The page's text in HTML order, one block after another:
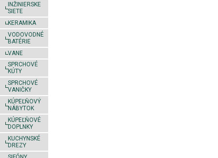
INŽINIERSKE
SIETE
KERAMIKA
VODOVODNÉ
BATÉRIE
VANE
SPRCHOVÉ
KÚTY
SPRCHOVÉ
VANIČKY
KÚPEĽŇOVÝ
NÁBYTOK
KÚPEĽŇOVÉ
DOPLNKY
KUCHYNSKÉ
DREZY